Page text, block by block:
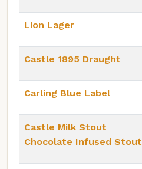
Lion Lager
Castle 1895 Draught
Carling Blue Label
Castle Milk Stout
Chocolate Infused Stout